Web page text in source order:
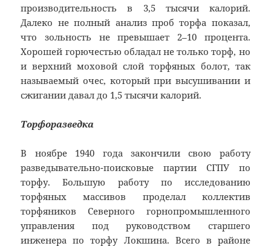
производительность в 3,5 тысячи калорий.
Далеко не полный анализ проб торфа показал,
что зольность не превышает 2–10 процента.
Хорошей горючестью обладал не только торф, но
и верхний моховой слой торфяных болот, так
называемый очес, который при высушивании и
сжигании давал до 1,5 тысячи калорий.
Торфоразведка
В ноябре 1940 года закончили свою работу
разведывательно-поисковые партии СГПУ по
торфу. Большую работу по исследованию
торфяных массивов проделал коллектив
торфяников Северного горнопромышленного
управления под руководством старшего
инженера по торфу Локшина. Всего в районе